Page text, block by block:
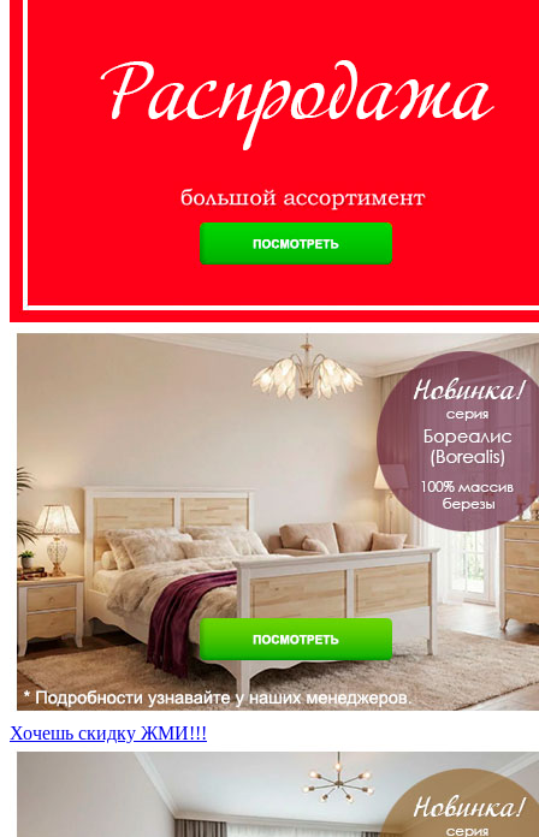
Хочешь скидку ЖМИ!!!